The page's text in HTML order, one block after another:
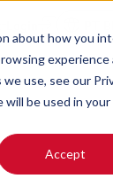
about how you
use, see our
be used in
Accept